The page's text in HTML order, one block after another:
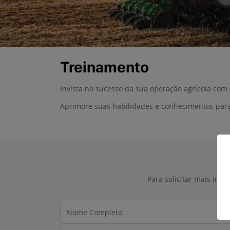
Treinamento
Invista no sucesso da sua operação agrícola
Aprimore suas habilidades e conhecimentos
Para solicitar mais